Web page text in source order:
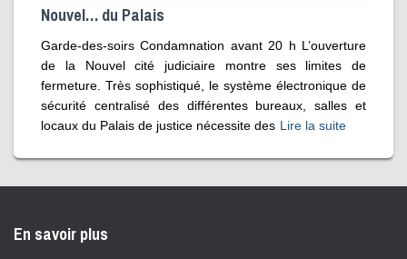
Nouvel… du Palais
Garde-des-soirs Condamnation avant 20 h L’ouverture
de la Nouvel cité judiciaire montre ses limites de
fermeture. Très sophistiqué, le système électronique de
sécurité centralisé des différentes bureaux, salles et
locaux du Palais de justice nécessite des Lire la suite
En savoir plus